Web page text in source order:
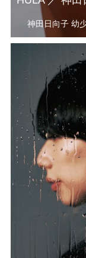
神田日向子 幼